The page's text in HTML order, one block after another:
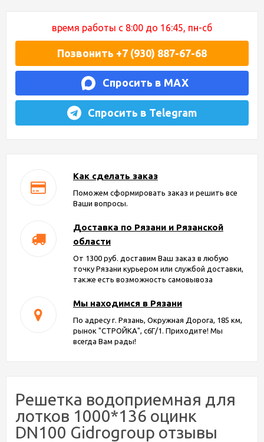
время работы с 8:00 до 16:45, пн-сб
Позвонить +7 (930) 887-67-68
Спросить в MAX
Спросить в Telegram
Как сделать заказ
Поможем сформировать заказ и решить все
Ваши вопросы.
Доставка по Рязани и Рязанской
области
От 1300 руб. доставим Ваш заказ в любую
точку Рязани курьером или службой доставки,
также есть возможность самовывоза
Мы находимся в Рязани
По адресу г. Рязань, Окружная Дорога, 185 км,
рынок "СТРОЙКА", с6Г/1. Приходите! Мы
всегда Вам рады!
Решетка водоприемная для
лотков 1000*136 оцинк
DN100 Gidrogroup отзывы